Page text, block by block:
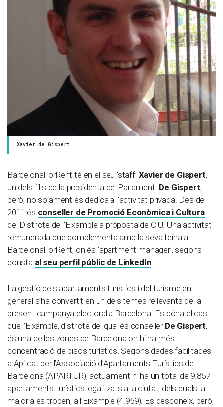
Xavier de Gispert.
BarcelonaForRent té en el seu ‘staff’ Xavier de Gispert,
un dels fills de la presidenta del Parlament. De Gispert,
però, no solament es dedica a l’activitat privada. Des del
2011 és conseller de Promoció Econòmica i Cultura
del Districte de l’Eixample a proposta de CiU. Una activitat
remunerada que complementa amb la seva feina a
BarcelonaForRent, on és ‘apartment manager’, segons
consta al seu perfil públic de LinkedIn
La gestió dels apartaments turístics i del turisme en
general s’ha convertit en un dels temes rellevants de la
present campanya electoral a Barcelona. Es dóna el cas
que l’Eixample, districte del qual és conseller De Gispert,
és una de les zones de Barcelona on hi ha més
concentració de pisos turístics. Segons dades facilitades
a Api.cat per l’Associació d’Apartaments Turístics de
Barcelona (APARTUR), actualment hi ha un total de 9.857
apartaments turístics legalitzats a la ciutat, dels quals la
majoria es troben, a l’Eixample (4.959). Es desconeix, però,